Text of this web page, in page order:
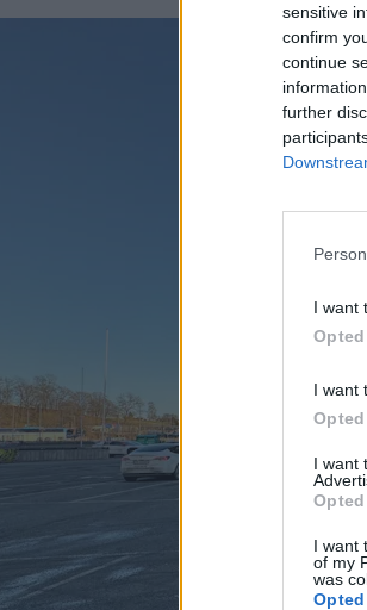
sensitive
confirm
continue
further
I want
I want
I want
I want
of my
was